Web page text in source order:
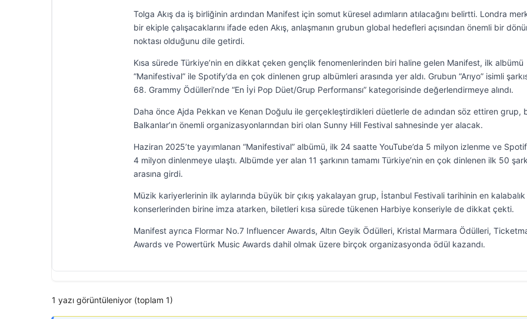
Tolga Akış da iş birliğinin ardından Manifest için somut küresel adımların atılacağını belirtti. Londra
bir ekiple çalışacaklarını ifade eden Akış, anlaşmanın grubun global hedefleri açısından önemli bir
noktası olduğunu dile getirdi.
Kısa sürede Türkiye’nin en dikkat çeken gençlik fenomenlerinden biri haline gelen Manifest, ilk albümü
“Manifestival” ile Spotify’da en çok dinlenen grup albümleri arasında yer aldı. Grubun “Arıyo” isimli
68. Grammy Ödülleri’nde “En İyi Pop Düet/Grup Performansı” kategorisinde değerlendirmeye alındı.
Daha önce Ajda Pekkan ve Kenan Doğulu ile gerçekleştirdikleri düetlerle de adından söz ettiren grup,
Balkanlar’ın önemli organizasyonlarından biri olan Sunny Hill Festival sahnesinde yer alacak.
Haziran 2025’te yayımlanan “Manifestival” albümü, ilk 24 saatte YouTube’da 5 milyon izlenme ve
4 milyon dinlenmeye ulaştı. Albümde yer alan 11 şarkının tamamı Türkiye’nin en çok dinlenen ilk 50
arasına girdi.
Müzik kariyerlerinin ilk aylarında büyük bir çıkış yakalayan grup, İstanbul Festivali tarihinin en kalabalık
konserlerinden birine imza atarken, biletleri kısa sürede tükenen Harbiye konseriyle de dikkat çekti.
Manifest ayrıca Flormar No.7 Influencer Awards, Altın Geyik Ödülleri, Kristal Marmara Ödülleri,
Awards ve Powertürk Music Awards dahil olmak üzere birçok organizasyonda ödül kazandı.
1 yazı görüntüleniyor (toplam 1)